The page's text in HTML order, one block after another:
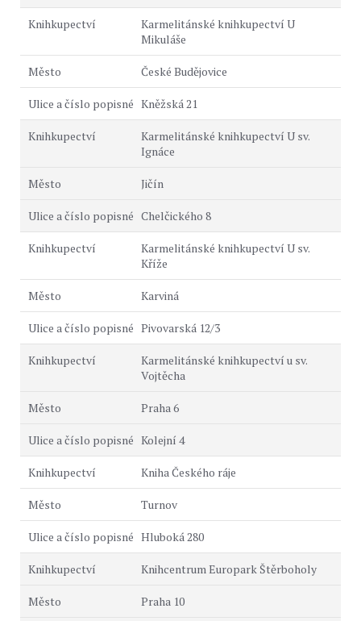
Karmelitánské knihkupectví U
Mikuláše
České Budějovice
Kněžská 21
Karmelitánské knihkupectví U sv.
Ignáce
Jičín
Chelčického 8
Karmelitánské knihkupectví U sv.
Kříže
Karviná
Pivovarská 12/3
Karmelitánské knihkupectví u sv.
Vojtěcha
Praha 6
Kolejní 4
Kniha Českého ráje
Turnov
Hluboká 280
Knihcentrum Europark Štěrboholy
Praha 10